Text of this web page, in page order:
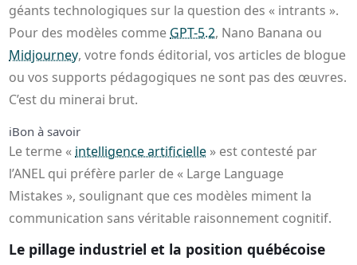
géants technologiques sur la question des « intrants ».
Pour des modèles commeGPT-5.2, Nano Banana ou
Midjourney, votre fonds éditorial, vos articles de blogue
ou vos supports pédagogiques ne sont pas des œuvres.
C’est du minerai brut.
ℹ️Bon à savoir
Le terme «intelligence artificielle » est contesté par
l’ANEL qui préfère parler de « Large Language
Mistakes », soulignant que ces modèles miment la
communication sans véritable raisonnement cognitif.
Le pillage industriel et la position québécoise